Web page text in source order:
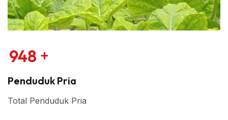
948 +
Penduduk Pria
Total Penduduk Pria